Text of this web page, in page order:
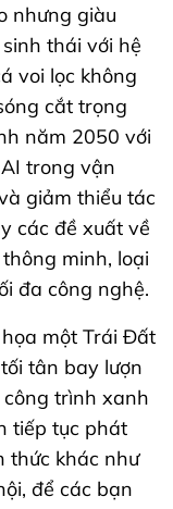
nhưng giàu
thái với hệ
voi lọc không
cắt trọng
năm 2050 với
trong vận
giảm thiểu tác
các đề xuất về
minh, loại
đa công nghệ.
một Trái Đất
tân bay lượn
trình xanh
tiếp tục phát
thức khác như
để các bạn